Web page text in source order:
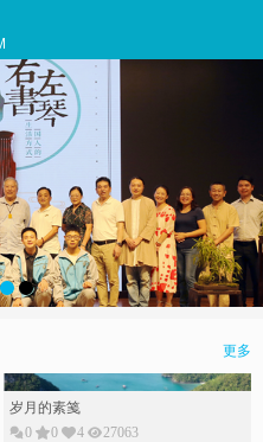
更多
岁月的素䇳
0
0 4 27063